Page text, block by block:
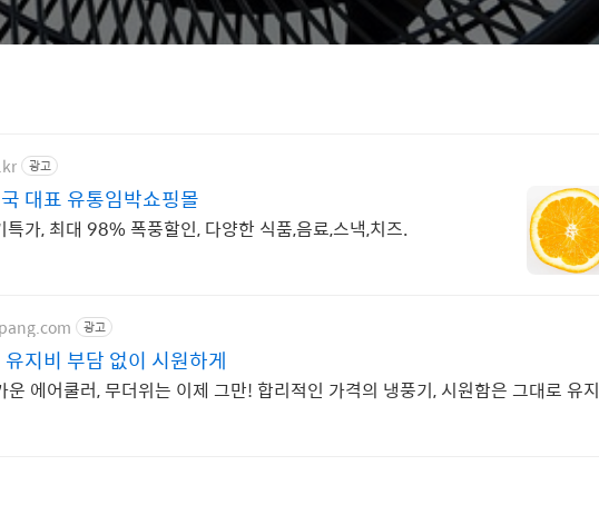
광고
대표 유통임박쇼핑몰
특가, 최대 98% 폭풍할인, 다양한 식품,음료,스낵,치즈.
광고
지비 부담 없이 시원하게
운 에어쿨러, 무더위는 이제 그만! 합리적인 가격의 냉풍기, 시원함은 그대로 유지